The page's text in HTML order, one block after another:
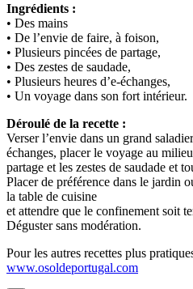
Ingrédients :
• Des mains
• De l’envie de faire, à foison,
• Plusieurs pincées de partage,
• Des zestes de saudade,
• Plusieurs heures d’e-échanges,
• Un voyage dans son fort intérieur.
Déroulé de la recette :
Verser l’envie dans un grand
échanges, placer le voyage au
partage et les zestes de saudade et
Placer de préférence dans le jardin
la table de cuisine
et attendre que le confinement soit
Déguster sans modération.
Pour les autres recettes plus
www.osoldeportugal.com